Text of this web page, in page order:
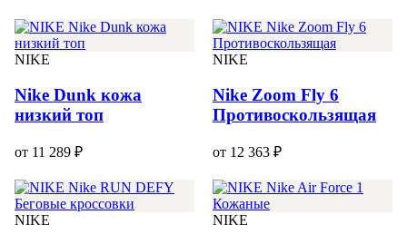
NIKE
Nike Dunk кожа
низкий топ
от 11 289 ₽
NIKE
Nike Zoom Fly 6
Противоскользящая
от 12 363 ₽
NIKE NIKE